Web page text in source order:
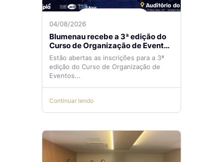
04/08/2026
Blumenau recebe a 3ª edição do
Curso de Organização de Eventos
Lilian Ribeiro
Estão abertas as inscrições para a 3ª
edição do Curso de Organização de
Eventos...
Continuar lendo